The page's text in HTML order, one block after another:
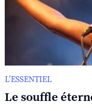
L’ESSENTIEL
Le souffle